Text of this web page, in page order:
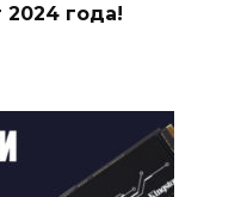
2024 года!